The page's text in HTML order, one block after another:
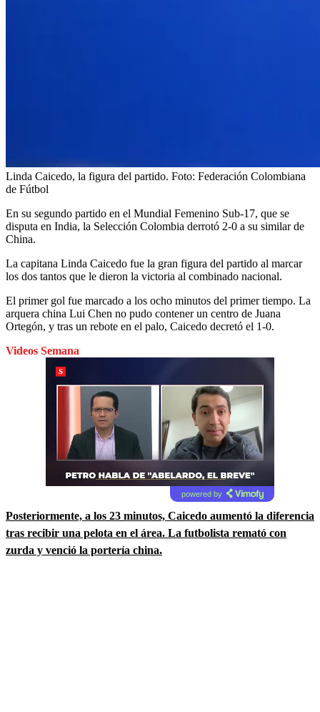
Linda Caicedo, la figura del partido. Foto: Federación Colombiana
de Fútbol
En su segundo partido en el Mundial Femenino Sub-17, que se
disputa en India, la Selección Colombia derrotó 2-0 a su similar de
China.
La capitana Linda Caicedo fue la gran figura del partido al marcar
los dos tantos que le dieron la victoria al combinado nacional.
El primer gol fue marcado a los ocho minutos del primer tiempo. La
arquera china Lui Chen no pudo contener un centro de Juana
Ortegón, y tras un rebote en el palo, Caicedo decretó el 1-0.
Videos Semana
powered by
Posteriormente, a los 23 minutos, Caicedo aumentó la diferencia
tras recibir una pelota en el área. La futbolista remató con
zurda y venció la portería china.